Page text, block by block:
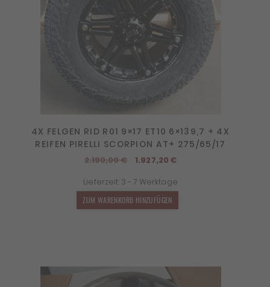
4X FELGEN RID R01 9×17 ET10 6×139,7 + 4X
REIFEN PIRELLI SCORPION AT+ 275/65/17
2.190,00€
Ursprünglicher
war:
2.190,00 €
1.927,20€Aktueller
ist:
Lieferzeit: 3 - 7 Werktage
ZUM WARENKORB HINZUFÜGEN